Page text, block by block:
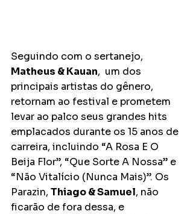
Seguindo com o sertanejo,
Matheus & Kauan,  um dos
principais artistas do gênero,
retornam ao festival e prometem
levar ao palco seus grandes hits
emplacados durante os 15 anos de
carreira, incluindo “A Rosa E O
Beija Flor”, “Que Sorte A Nossa” e
“Não Vitalício (Nunca Mais)”. Os
Parazin, Thiago & Samuel, não
ficarão de fora dessa, e